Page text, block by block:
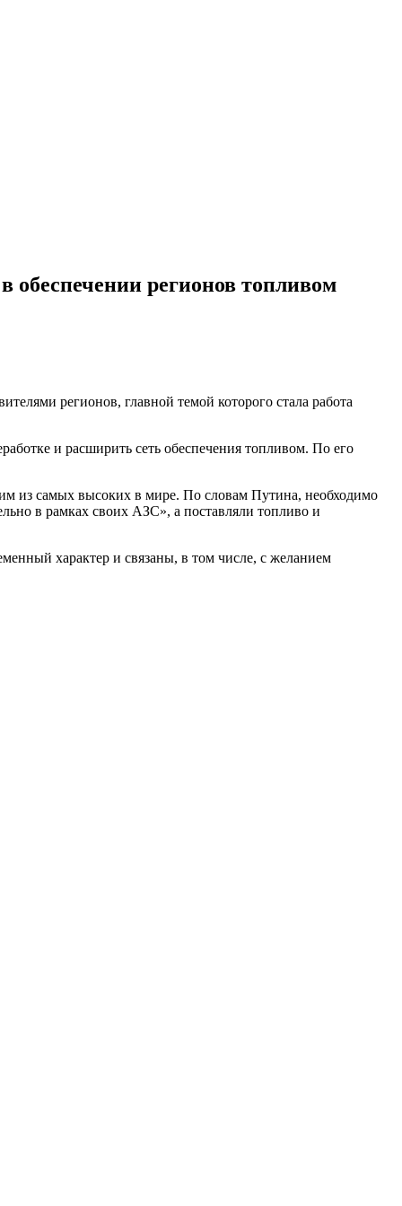
обеспечении регионов топливом
регионов, главной темой которого стала работа
и расширить сеть обеспечения топливом. По его
из самых высоких в мире. По словам Путина, необходимо
в рамках своих АЗС», а поставляли топливо и
характер и связаны, в том числе, с желанием